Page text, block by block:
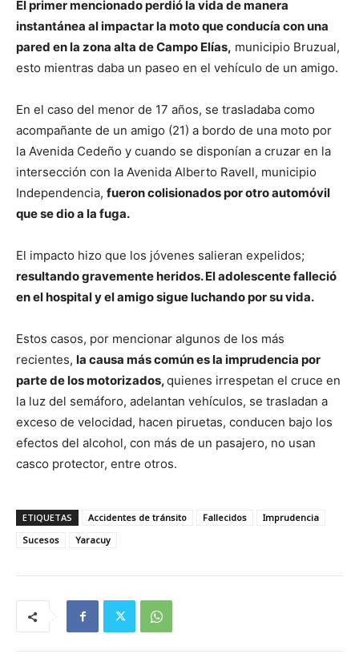
El primer mencionado perdió la vida de manera
instantánea al impactar la moto que conducía con una
pared en la zona alta de Campo Elías, municipio Bruzual,
esto mientras daba un paseo en el vehículo de un amigo.
En el caso del menor de 17 años, se trasladaba como
acompañante de un amigo (21) a bordo de una moto por
la Avenida Cedeño y cuando se disponían a cruzar en la
intersección con la Avenida Alberto Ravell, municipio
Independencia, fueron colisionados por otro automóvil
que se dio a la fuga.
El impacto hizo que los jóvenes salieran expelidos;
resultando gravemente heridos. El adolescente falleció
en el hospital y el amigo sigue luchando por su vida.
Estos casos, por mencionar algunos de los más
recientes, la causa más común es la imprudencia por
parte de los motorizados,quienes irrespetan el cruce en
la luz del semáforo, adelantan vehículos, se trasladan a
exceso de velocidad, hacen piruetas, conducen bajo los
efectos del alcohol, con más de un pasajero, no usan
casco protector, entre otros.
ETIQUETAS Accidentes de tránsito Fallecidos
Imprudencia
Sucesos
Yaracuy